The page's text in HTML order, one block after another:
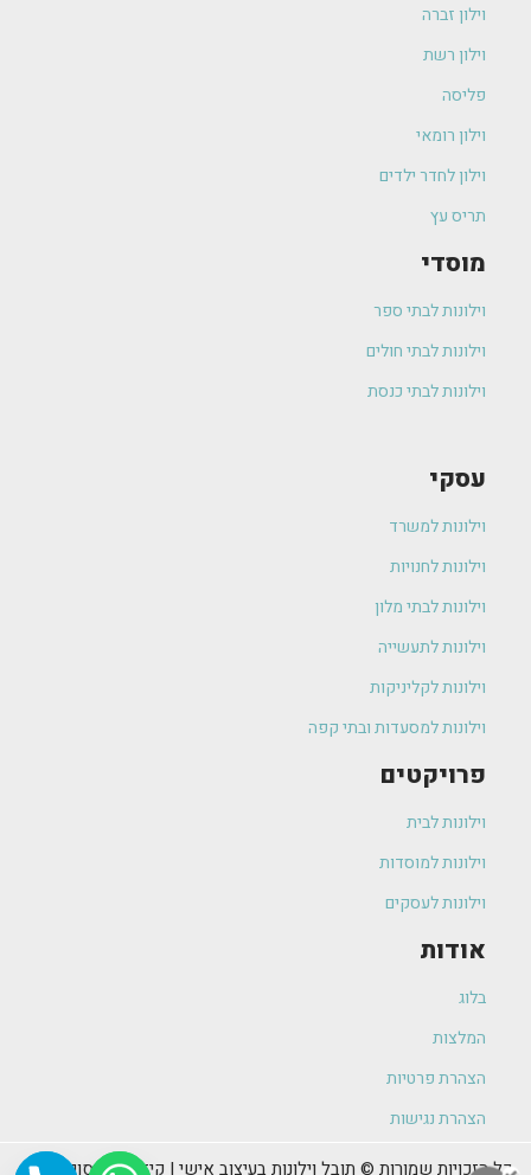
וילון זברה
וילון רשת
פליסה
וילון רומאי
וילון לחדר ילדים
תריס עץ
מוסדי
וילונות לבתי ספר
וילונות לבתי חולים
וילונות לבתי כנסת
עסקי
וילונות למשרד
וילונות לחנויות
וילונות לבתי מלון
וילונות לתעשייה
וילונות לקליניקות
וילונות למסעדות ובתי קפה
פרויקטים
וילונות לבית
וילונות למוסדות
וילונות לעסקים
אודות
בלוג
המלצות
הצהרת פרטיות
הצהרת נגישות
כל הזכויות שמורות © תובל וילונות בעיצוב אישי | קידום ופרסום האתר